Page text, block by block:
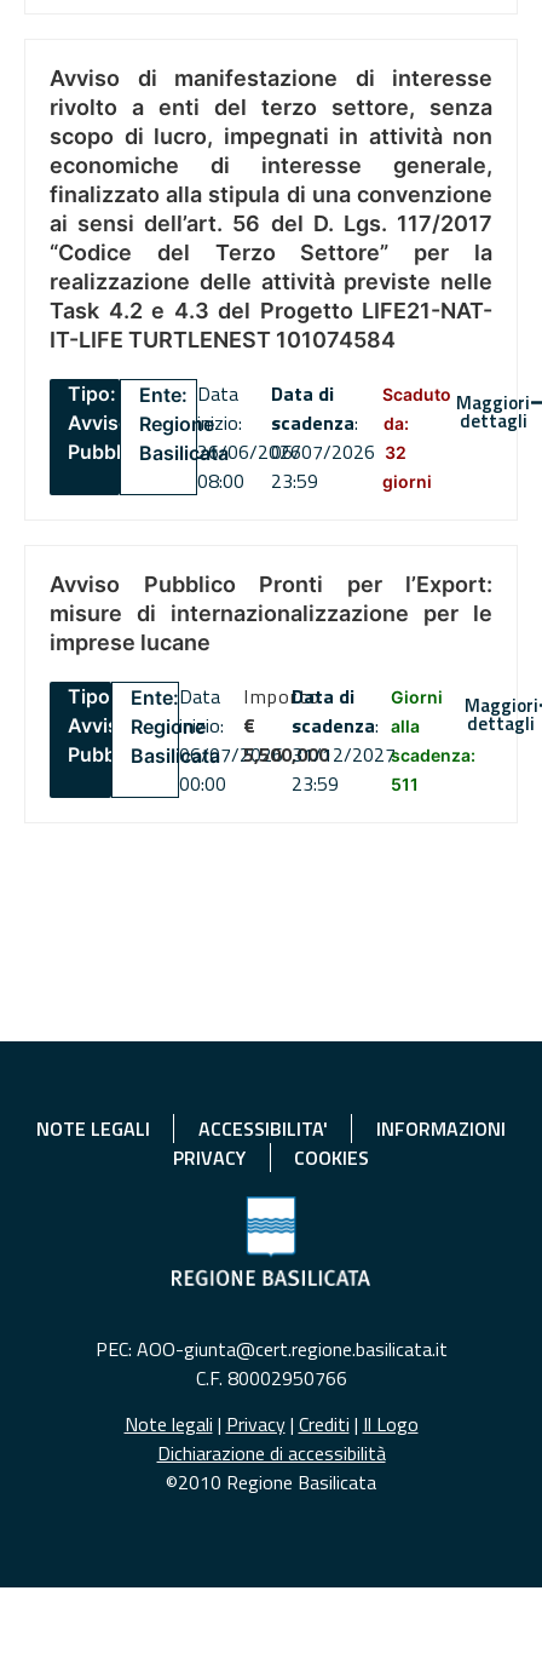
Avviso di manifestazione di interesse
rivolto a enti del terzo settore, senza
scopo di lucro, impegnati in attività non
economiche di interesse generale,
finalizzato alla stipula di una convenzione
ai sensi dell’art. 56 del D. Lgs. 117/2017
“Codice del Terzo Settore” per la
realizzazione delle attività previste nelle
Task 4.2 e 4.3 del Progetto LIFE21-NAT-
IT-LIFE TURTLENEST 101074584
Tipo:
Avviso
Pubblico
Ente:
Regione
Basilicata
Data
inizio:
26/06/2026
08:00
Data di
scadenza:
06/07/2026
23:59
Scaduto
da:
32
giorni
Maggiori
dettagli
Avviso Pubblico Pronti per l’Export:
misure di internazionalizzazione per le
imprese lucane
Tipo:
Avviso
Pubblico
Ente:
Regione
Basilicata
Data
inizio:
06/07/2026
00:00
Importo
€
5,500,000
Data di
scadenza:
31/12/2027
23:59
Giorni
alla
scadenza:
511
Maggiori
dettagli
NOTE LEGALI ACCESSIBILITA'
INFORMAZIONI
PRIVACY
COOKIES
PEC: AOO-giunta@cert.regione.basilicata.it
C.F. 80002950766
Note legali | Privacy| Crediti | Il Logo
Dichiarazione di accessibilità
©2010 Regione Basilicata